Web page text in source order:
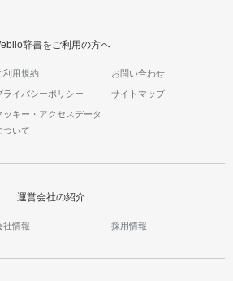
辞書をご利用の方へ
利用規約 お問い合わせ
ライバシーポリシー サイトマップ
ッキー・アクセスデータ
ついて
運営会社の紹介
社情報 採用情報